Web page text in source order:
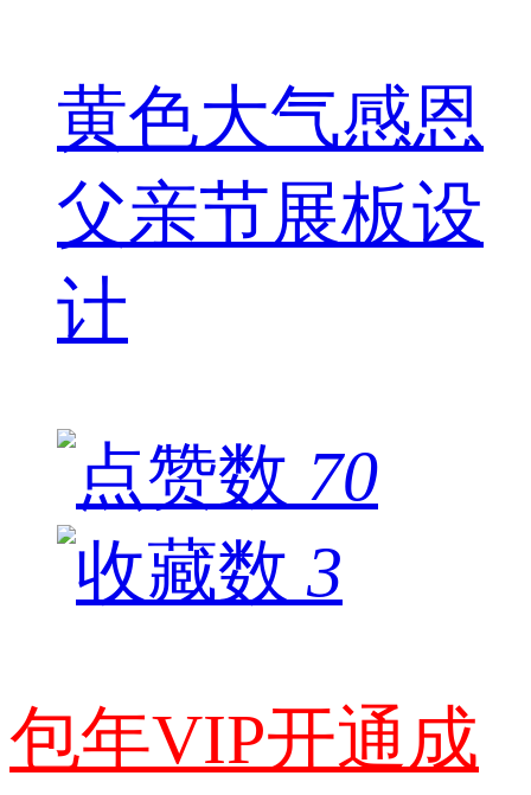
黄色大气感恩
父亲节展板设
计
70
3
包年VIP开通成